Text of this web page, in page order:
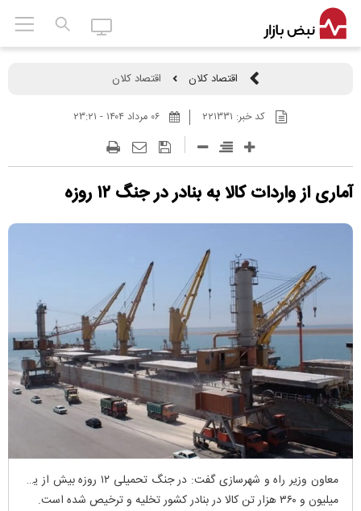
اقتصاد کلان اقتصاد کلان
کد خبر: ۲۲۱۳۳۱
آماری از واردات کالا به بنادر در جنگ ۱۲ روزه
معاون وزیر راه و شهرسازی گفت: در جنگ تحمیلی ۱۲ روزه بیش از یک
میلیون و ۳۶۰ هزار تن کالا در بنادر کشور تخلیه و ترخیص شده است.